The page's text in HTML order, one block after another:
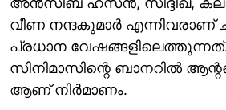
വീണ നന്ദകുമാർ എന്നിവരാണ്
പ്രധാന
സിനിമാസിന്റെ ബാനറിൽ
ആണ് നിർമാണം.